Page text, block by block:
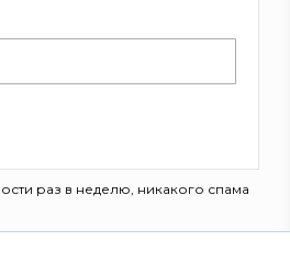
раз в неделю, никакого спама